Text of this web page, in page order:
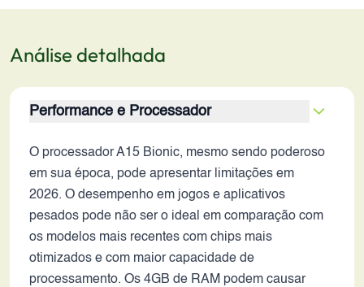
Análise detalhada
Performance e Processador
O processador A15 Bionic, mesmo sendo poderoso
em sua época, pode apresentar limitações em
2026. O desempenho em jogos e aplicativos
pesados pode não ser o ideal em comparação com
os modelos mais recentes com chips mais
otimizados e com maior capacidade de
processamento. Os 4GB de RAM podem causar